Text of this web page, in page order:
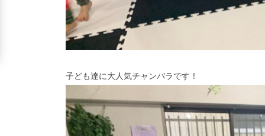
子ども達に大人気チャンバラです！